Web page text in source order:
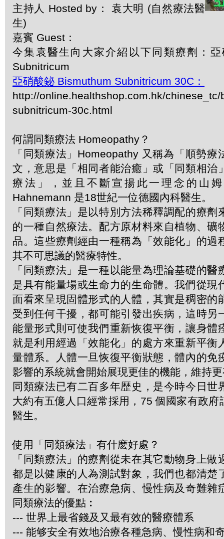
主持人 Hosted by： 袁大明 (自然療法醫
生)
嘉賓 Guest：
今集袁醫生向大家介紹以下同類療劑：亞
Subnitricum
亞硝酸鉍 Bismuthum Subnitricum 30C：
http://online.healthshop.com.hk/chinese_tc/
subnitricum-30c.html
何謂同類療法 Homeopathy？
「同類療法」Homeopathy 又稱為「順勢療
文，意思是「相同者能治癒」或「同類相治
療法」，並且不斷宣揚此一理念的山
Hahnemann 是18世紀一位德國內科醫生。
「同類療法」是以特別方法稀釋調配的療劑
的一種自然療法。配方原材料來自植物、礦
品。這些療劑經由一種稱為「效能化」的過
其不可思議的醫療特性。
「同類療法」是一種以能量為理論基礎的醫
是具有能量場或生命力的生命體。我們從現
面看來呈現固體形式的人體，其實是稠密的
受到任何干擾，都可能引發出疾病，這時另
能量形式則可使我們重新恢復平衡，讓身體
就是利用經過「效能化」的處方來重新平衡
量體系。人體一旦恢復平衡狀態，體內的免
影響的系統就會開始展現更佳的機能，維持
同類療法已有二百多年歴史，是今時今日世
大約有五億人口經常採用，75 個國家有政府
醫生。
使用「同類療法」有什麽好處？
「同類療法」的療劑從未在其它動物身上做
都是以健康的人為測試對象，我們也都清楚
產生的影響。在治療急病、慢性病及奇難雜
同類療法的優點︰
--- 世界上最省錢及又最有效的醫療體系
--- 能够安全有效地治療各種急病、慢性病和